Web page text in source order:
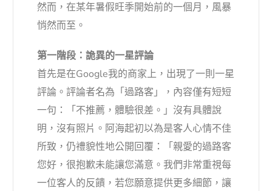
然而，在某年暑假旺季開始前的一個月，風暴
悄然而至。
第一階段：詭異的一星評論
首先是在Google我的商家上，出現了一則一星
評論。評論者名為「過路客」，內容僅有短短
一句：「不推薦，體驗很差。」沒有具體說
明，沒有照片。阿海起初以為是客人心情不佳
所致，仍禮貌性地公開回覆：「親愛的過路客
您好，很抱歉未能讓您滿意。我們非常重視每
一位客人的反饋，若您願意提供更多細節，讓